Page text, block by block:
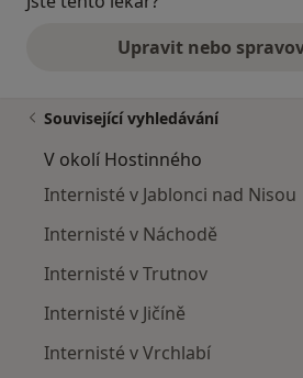
Upravit nebo
Související vyhledávání
V okolí Hostinného
Internisté v Jablonci nad Nisou
Internisté v Náchodě
Internisté v Trutnov
Internisté v Jičíně
Internisté v Vrchlabí